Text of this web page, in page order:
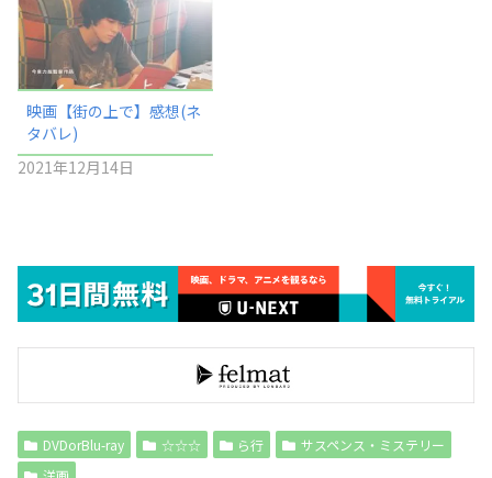
映画【街の上で】感想(ネ
タバレ)
2021年12月14日
DVDorBlu-ray ☆☆☆ ら行
サスペンス・ミステリー